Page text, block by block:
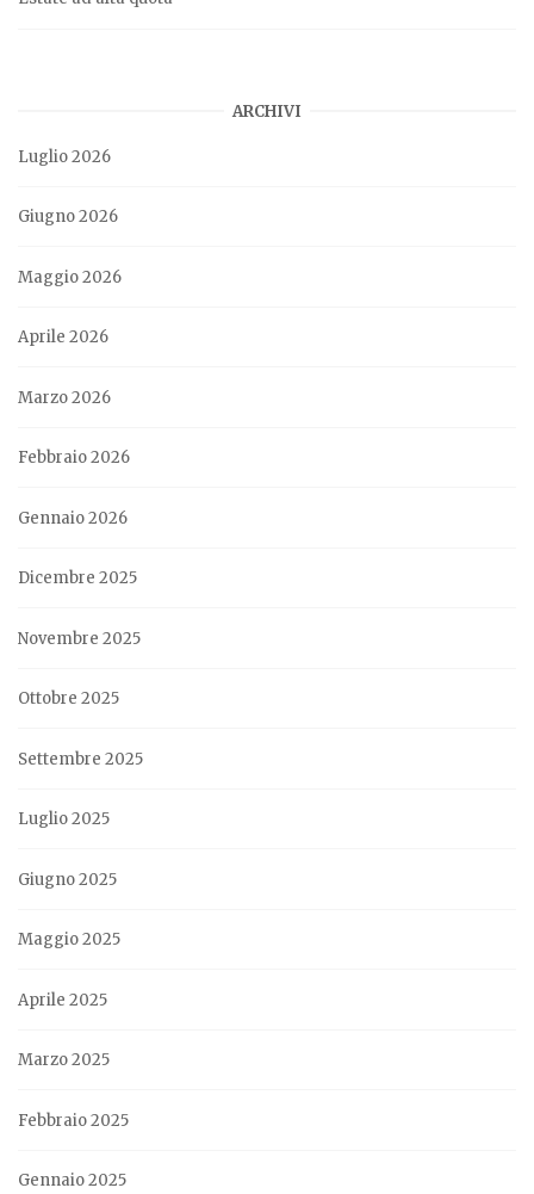
ARCHIVI
Luglio 2026
Giugno 2026
Maggio 2026
Aprile 2026
Marzo 2026
Febbraio 2026
Gennaio 2026
Dicembre 2025
Novembre 2025
Ottobre 2025
Settembre 2025
Luglio 2025
Giugno 2025
Maggio 2025
Aprile 2025
Marzo 2025
Febbraio 2025
Gennaio 2025